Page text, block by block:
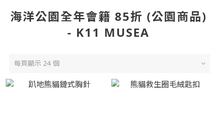
海洋公園全年會籍 85折 (公園商品)
- K11 MUSEA
每頁顯示 24 個